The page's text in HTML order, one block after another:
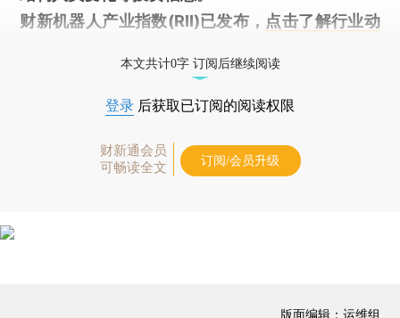
财新机器人产业指数(RII)已发布， 点击了解行业动
本文共计0字 订阅后继续阅读
登录 后获取已订阅的阅读权限
财新通会员
可畅读全文
订阅/会员升级
版面编辑：运维组